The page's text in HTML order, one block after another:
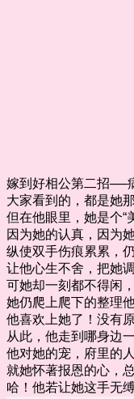
嫁到好相公第二招──
大家看到的，都是她
但在他眼里，她是个“
因为她的认真，因为
纵使双手伤痕累累，
让他心生不舍，把她
可她却一刻都不得闲
她仍爬上爬下的整理
他喜欢上她了！没有
从此，他走到哪身边
他对她的宠，府里的
就她怀著报恩的心，
哈！他若让她这手无